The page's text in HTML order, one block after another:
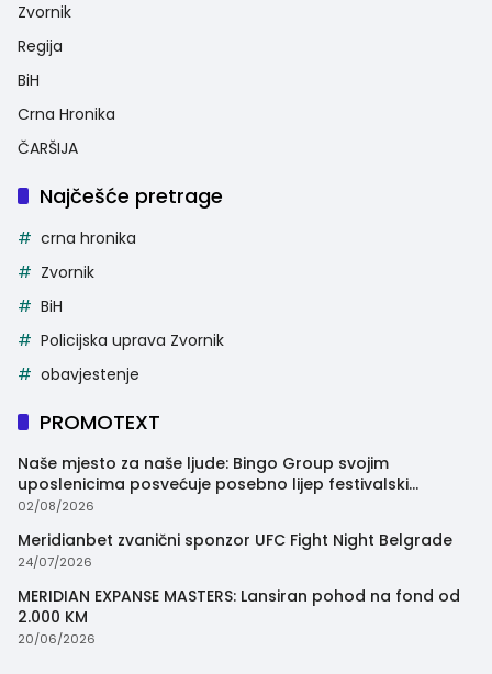
Zvornik
Regija
BiH
Crna Hronika
ČARŠIJA
Najčešće pretrage
crna hronika
Zvornik
BiH
Policijska uprava Zvornik
obavjestenje
PROMOTEXT
Naše mjesto za naše ljude: Bingo Group svojim
uposlenicima posvećuje posebno lijep festivalski
trenutak
02/08/2026
Meridianbet zvanični sponzor UFC Fight Night Belgrade
24/07/2026
MERIDIAN EXPANSE MASTERS: Lansiran pohod na fond od
2.000 KM
20/06/2026